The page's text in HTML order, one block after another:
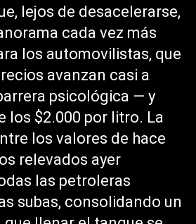
lejos de desacelerarse,
cada vez más
los automovilistas, que
avanzan casi a
psicológica — y
los $2.000 por litro. La
los valores de hace
relevados ayer
las petroleras
subas, consolidando un